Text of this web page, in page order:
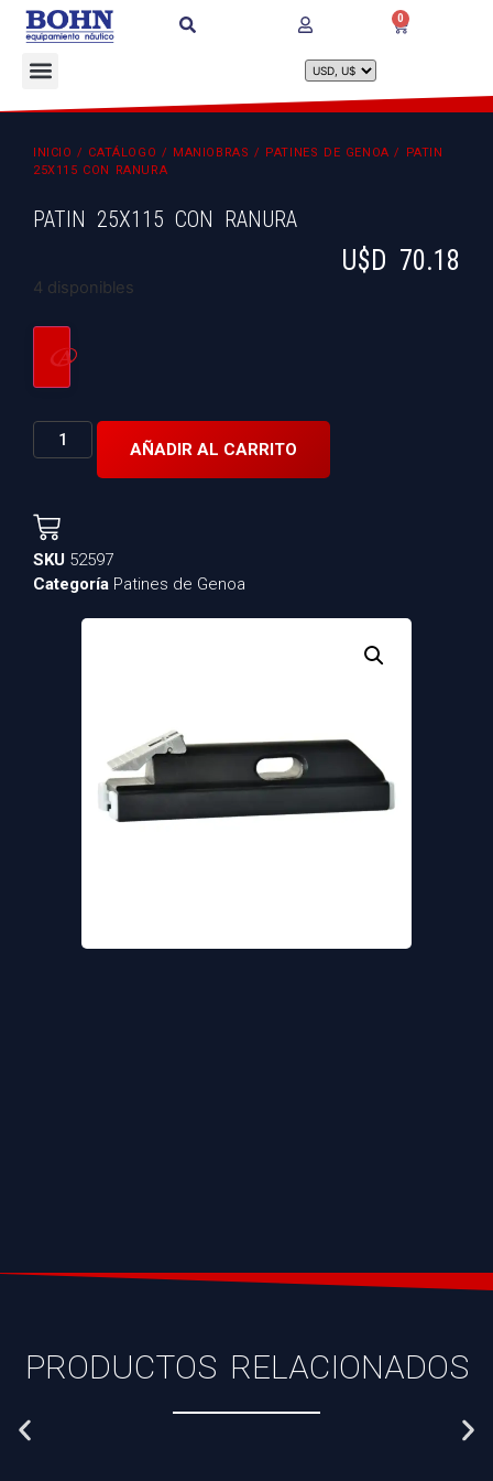
0
INICIO / CATÁLOGO / MANIOBRAS / PATINES DE GENOA / PATIN
25X115 CON RANURA
PATIN 25X115 CON RANURA
U$D 70.18
4 disponibles
AÑADIR AL CARRITO
SKU 52597
Categoría Patines de Genoa
PRODUCTOS RELACIONADOS